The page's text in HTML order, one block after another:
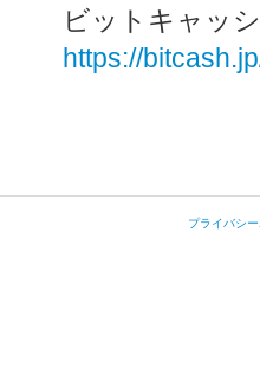
ビットキャッ
https://
プライバシ